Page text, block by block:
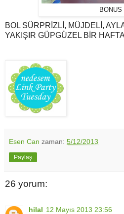
BONUS
BOL SÜRPRİZLİ, MÜJDELİ,
YAKIŞIR GÜPGÜZEL BİR
Esen Can zaman: 5/12/2013
Paylaş
26 yorum:
hilal 12 Mayıs 2013 23:56